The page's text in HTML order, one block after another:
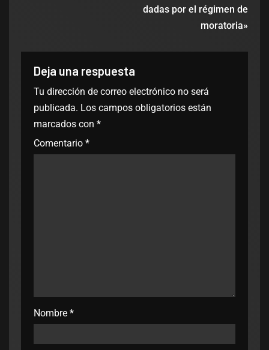
dadas por el régimen de
moratoria»
Deja una respuesta
Tu dirección de correo electrónico no será
publicada. Los campos obligatorios están
marcados con *
Comentario *
Nombre *